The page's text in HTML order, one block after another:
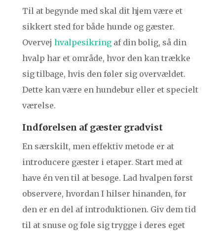
Til at begynde med skal dit hjem være et
sikkert sted for både hunde og gæster.
Overvej hvalpesikringaf din bolig, så din
hvalp har et område, hvor den kan trække
sig tilbage, hvis den føler sig overvældet.
Dette kan være en hundebur eller et specielt
værelse.
Indførelsen af gæster gradvist
En særskilt, men effektiv metode er at
introducere gæster i etaper. Start med at
have én ven til at besøge. Lad hvalpen først
observere, hvordan I hilser hinanden, før
den er en del af introduktionen. Giv dem tid
til at snuse og føle sig trygge i deres eget